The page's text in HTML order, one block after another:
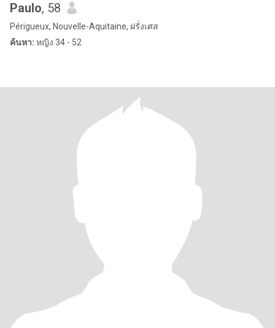
Paulo, 58
Périgueux, Nouvelle-Aquitaine, ฝรั่งเศส
ค้นหา: หญิง 34 - 52